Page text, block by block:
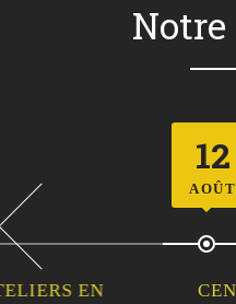
Notre
AOÛT
CENTRE SOCIAL